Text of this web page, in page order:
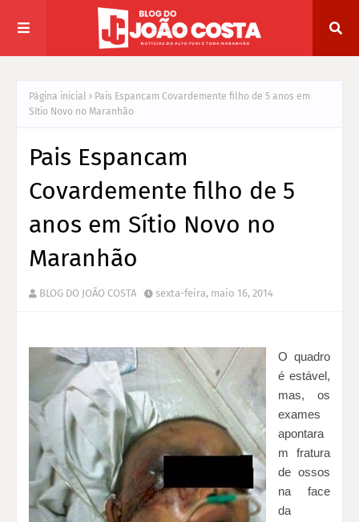
Página inicial
Pais Espancam Covardemente filho de 5 anos em
Sítio Novo no Maranhão
Pais Espancam
Covardemente filho de 5
anos em Sítio Novo no
Maranhão
BLOG DO JOÃO COSTA sexta-feira, maio 16, 2014
O quadro
é estável,
mas, os
exames
apontara
m fratura
de ossos
na face
da